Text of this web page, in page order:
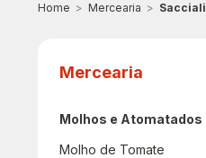
Mercearia Sacciali
Mercearia
Molhos e Atomatados
Molho de Tomate